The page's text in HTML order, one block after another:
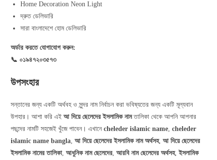
Home Decoration Neon Light
দ্রুত ডেলিভারি
সারা বাংলাদেশে হোম ডেলিভারি
অর্ডার করতে যোগাযোগ করুন:
📞 ০১৯৪৭২০৩৫৭৩
উপসংহার
সন্তানের জন্য একটি অর্থবহ ও সুন্দর নাম নির্বাচন করা ভবিষ্যতের জন্য একটি মূল্যবান
উপহার। আশা করি এইআ দিয়ে ছেলেদের ইসলামিক নামতালিকা থেকে আপনি আপনার
পছন্দের নামটি সহজেই খুঁজে পাবেন। এখানেcheleder islamic name,cheleder
islamic name bangla,আ দিয়ে ছেলেদের ইসলামিক নাম অর্থসহ,আ দিয়ে ছেলেদের
ইসলামিক নামের তালিকা,আধুনিক নাম ছেলেদের,আরবি নাম ছেলেদের অর্থসহ,ইসলামিক